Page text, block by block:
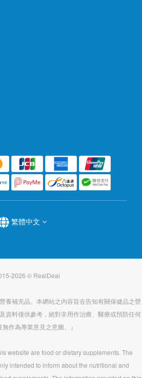
繁體中文
2026 © RealDeal
養補充品。本網站之內容旨在告知有關保健品之營
資料僅供參考，絕對非用作治療、醫療或預防任何
作為專業意見之意圖。』
website are food or dietary supplements. The
intended to inform about the nutritional and